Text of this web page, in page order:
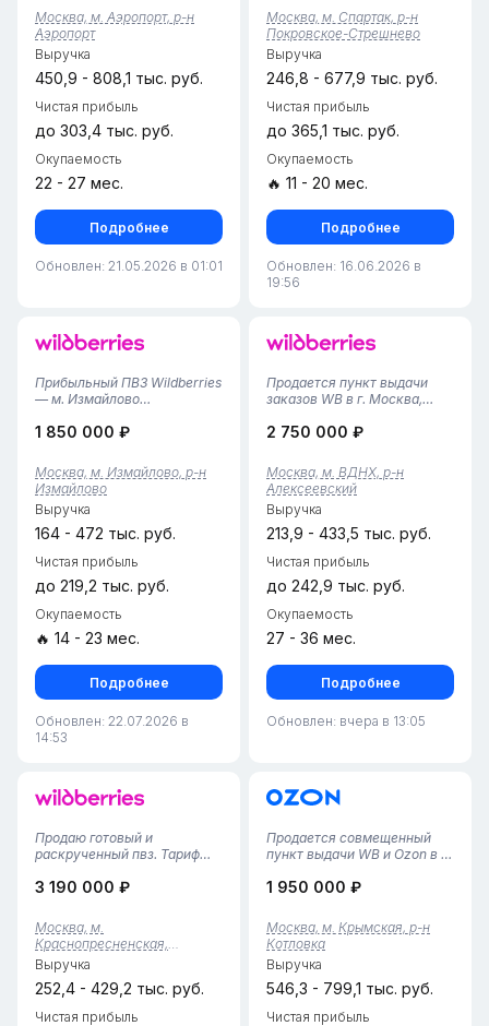
с высокой покупательной
способностью.• Тарифы: •
Wildberries: 6,16% (редкая и
максимально выго...
Москва, м. Аэропорт, р-н
Аэропорт
Выручка
450,9 - 808,1 тыс. руб.
Чистая прибыль
до 303,4 тыс. руб.
Окупаемость
22 - 27 мес.
Подробнее
Обновлен: 21.05.2026 в 01:01
(налаженные процессы,
стабильная клиентская
база);штат: 2 сотрудника
(команда остаётся с новым
владель...
Москва, м. Спартак, р-н
Покровское-Стрешнево
Выручка
246,8 - 677,9 тыс. руб.
Чистая прибыль
до 365,1 тыс. руб.
Окупаемость
🔥 11 - 20 мес.
Подробнее
Обновлен: 16.06.2026 в
19:56
Прибыльный ПВЗ Wildberries
— м. Измайлово
полностью готовый и
Москве. Пункт работает
стабильно, не требует
дополнительных вложений и
личного присутствия
владел...
1 850 000 ₽
Москва, м. Измайлово, р-н
Измайлово
Выручка
164 - 472 тыс. руб.
Чистая прибыль
до 219,2 тыс. руб.
Окупаемость
🔥 14 - 23 мес.
Подробнее
Обновлен: 22.07.2026 в
14:53
Продается пункт выдачи
заказов WB в г. Москва,
Площадь помещения — 30
функциональное
пространство с зоной
выдачи и складом.• Пункт
работает с 2022 года,
финансовая...
2 750 000 ₽
Москва, м. ВДНХ, р-н
Алексеевский
Выручка
213,9 - 433,5 тыс. руб.
Чистая прибыль
до 242,9 тыс. руб.
Окупаемость
27 - 36 мес.
Подробнее
Обновлен: вчера в 13:05
Продаю готовый и
раскрученный пвз. Тариф
усилий заработывать с
работает один
человек.Аренда 100000 +
6000
коммуналкаПостоянные
клиенты дают трафик даже
3 190 000 ₽
Москва, м.
Краснопресненская,
Пресненский р-н
Выручка
252,4 - 429,2 тыс. руб.
Чистая прибыль
Продается совмещенный
пункт выдачи WB и Ozon в г.
Площадь помещения — 110
большой зоной выдачи и
вместительным складом.•
Пункты работают с 2025
года,...
1 950 000 ₽
Москва, м. Крымская, р-н
Котловка
Выручка
546,3 - 799,1 тыс. руб.
Чистая прибыль